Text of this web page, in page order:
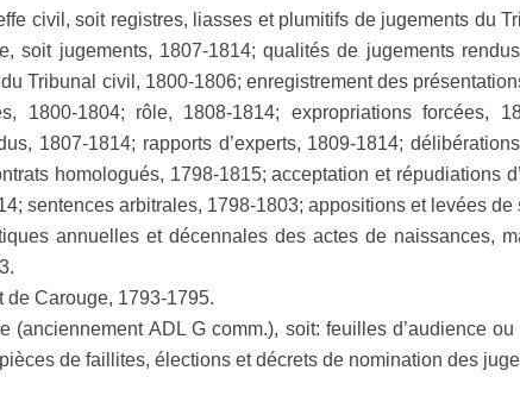
civil, soit registres, liasses et plumitifs de jugements du
soit jugements, 1807-1814; qualités de jugements
Tribunal civil, 1800-1806; enregistrement des
1800-1804; rôle, 1808-1814; expropriations forcées,
1807-1814; rapports d’experts, 1809-1814;
homologués, 1798-1815; acceptation et répudiations
sentences arbitrales, 1798-1803; appositions et levées de
annuelles et décennales des actes de naissances,
de Carouge, 1793-1795.
(anciennement ADL G comm.), soit: feuilles d’audience
de faillites, élections et décrets de nomination des